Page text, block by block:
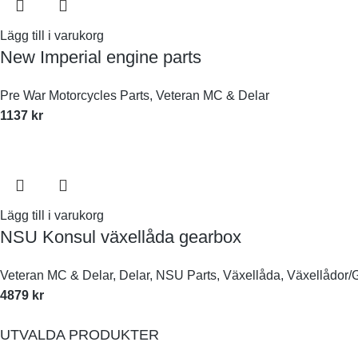
Lägg till i varukorg
New Imperial engine parts
Pre War Motorcycles Parts, Veteran MC & Delar
1137 kr
Lägg till i varukorg
NSU Konsul växellåda gearbox
Veteran MC & Delar, Delar, NSU Parts, Växellåda, Växellådor/
4879 kr
UTVALDA PRODUKTER